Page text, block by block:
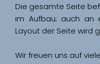
Die gesamte Seite
im Aufbau; auch an
Wir freuen uns auf